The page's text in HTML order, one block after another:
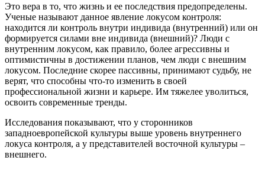
Это вера в то, что жизнь и ее последствия предопределены.
Ученые называют данное явление локусом контроля:
находится ли контроль внутри индивида (внутренний) или он
формируется силами вне индивида (внешний)? Люди с
внутренним локусом, как правило, более агрессивны и
оптимистичны в достижении планов, чем люди с внешним
локусом. Последние скорее пассивны, принимают судьбу, не
верят, что способны что-то изменить в своей
профессиональной жизни и карьере. Им тяжелее уволиться,
освоить современные тренды.
Исследования показывают, что у сторонников
западноевропейской культуры выше уровень внутреннего
локуса контроля, а у представителей восточной культуры –
внешнего.